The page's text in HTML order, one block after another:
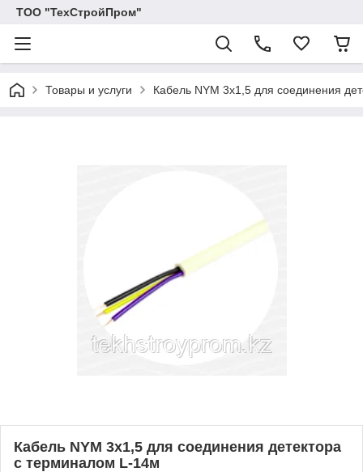
ТОО "ТехСтройПром"
Товары и услуги Кабель NYM 3x1,5 для соединения
Кабель NYM 3x1,5 для соединения детектора
с терминалом L-14м